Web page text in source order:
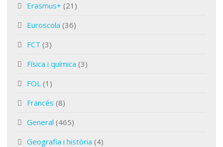
Erasmus+ (21)
Euroscola (36)
FCT (3)
Física i química (3)
FOL (1)
Francés (8)
General (465)
Geografia i història (4)